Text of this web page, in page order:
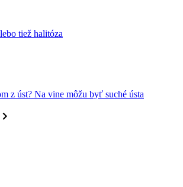
tiež halitóza
z úst? Na vine môžu byť suché ústa